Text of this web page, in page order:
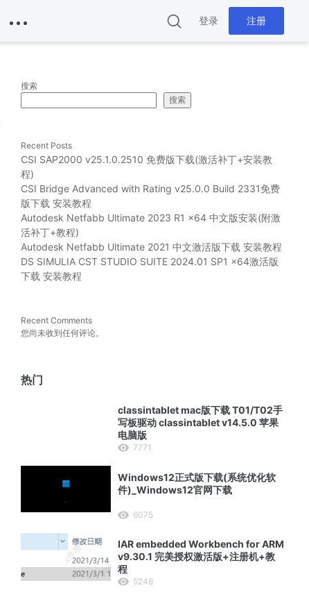
登录 注册
搜索
搜索
Recent Posts
CSI SAP2000 v25.1.0.2510 免费版下载(激活补丁+安装教
程)
CSI Bridge Advanced with Rating v25.0.0 Build 2331免费
版下载 安装教程
Autodesk Netfabb Ultimate 2023 R1 x64 中文版安装(附激
活补丁+教程)
Autodesk Netfabb Ultimate 2021 中文激活版下载 安装教程
DS SIMULIA CST STUDIO SUITE 2024.01 SP1 x64激活版
下载 安装教程
Recent Comments
您尚未收到任何评论。
热门
classintablet mac版下载 T01/T02手
写板驱动 classintablet v14.5.0 苹果
电脑版
7771
Windows12正式版下载(系统优化软
件)_Windows12官网下载
6075
IAR embedded Workbench for ARM
v9.30.1 完美授权激活版+注册机+教
程
5248